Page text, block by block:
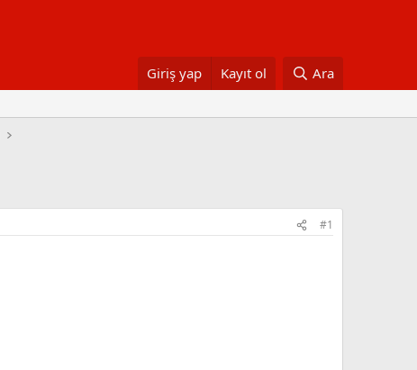
Giriş yap Kayıt ol Ara
#1